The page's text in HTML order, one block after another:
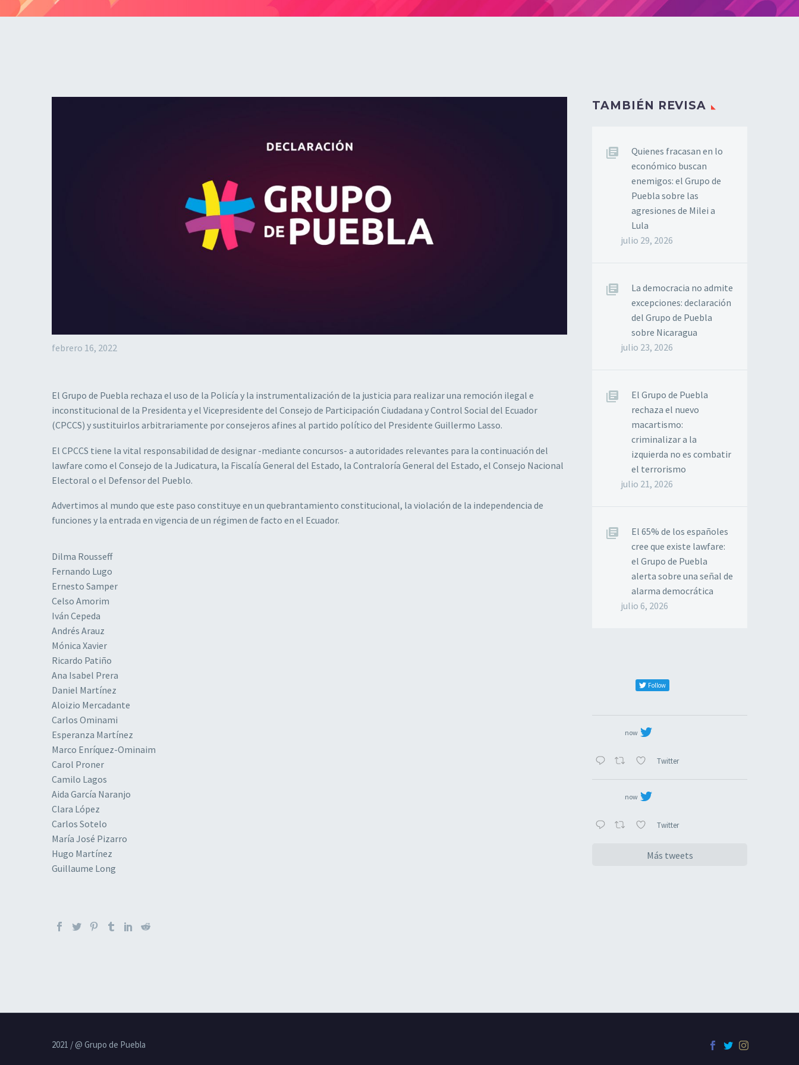
febrero 16, 2022
El Grupo de Puebla rechaza el uso de la Policía y la instrumentalización de la justicia para realizar una remoción ilegal e
inconstitucional de la Presidenta y el Vicepresidente del Consejo de Participación Ciudadana y Control Social del Ecuador
(CPCCS) y sustituirlos arbitrariamente por consejeros afines al partido político del Presidente Guillermo Lasso.
El CPCCS tiene la vital responsabilidad de designar -mediante concursos- a autoridades relevantes para la continuación del
lawfare como el Consejo de la Judicatura, la Fiscalía General del Estado, la Contraloría General del Estado, el Consejo Nacional
Electoral o el Defensor del Pueblo.
Advertimos al mundo que este paso constituye en un quebrantamiento constitucional, la violación de la independencia de
funciones y la entrada en vigencia de un régimen de facto en el Ecuador.
Dilma Rousseff
Fernando Lugo
Ernesto Samper
Celso Amorim
Iván Cepeda
Andrés Arauz
Mónica Xavier
Ricardo Patiño
Ana Isabel Prera
Daniel Martínez
Aloizio Mercadante
Carlos Ominami
Esperanza Martínez
Marco Enríquez-Ominaim
Carol Proner
Camilo Lagos
Aida García Naranjo
Clara López
Carlos Sotelo
María José Pizarro
Hugo Martínez
Guillaume Long
TAMBIÉN REVISA
Quienes fracasan en lo
económico buscan
enemigos: el Grupo de
Puebla sobre las
agresiones de Milei a
Lula
julio 29, 2026
La democracia no admite
excepciones: declaración
del Grupo de Puebla
sobre Nicaragua
julio 23, 2026
El Grupo de Puebla
rechaza el nuevo
macartismo:
criminalizar a la
izquierda no es combatir
el terrorismo
julio 21, 2026
El 65% de los españoles
cree que existe lawfare:
el Grupo de Puebla
alerta sobre una señal de
alarma democrática
julio 6, 2026
Follow
now
Twitter
now
Twitter
Más tweets
2021 / @ Grupo de Puebla